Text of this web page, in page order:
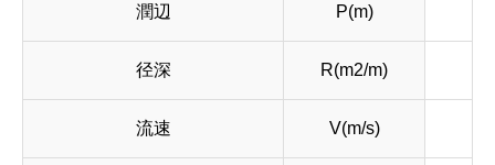
潤辺 P(m)
径深 R(m2/m)
流速 V(m/s)